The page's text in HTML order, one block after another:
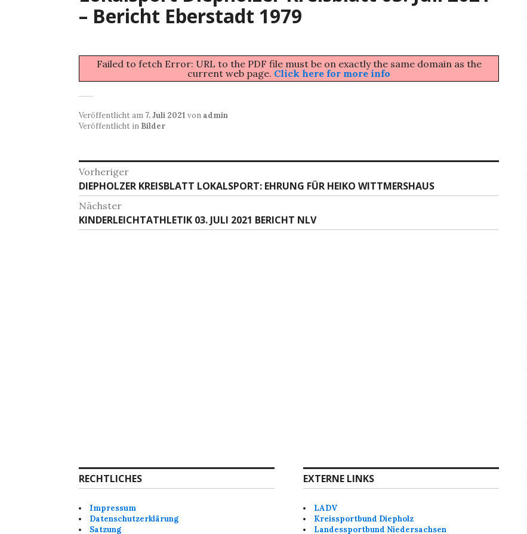
– Bericht Eberstadt 1979
Failed to fetch Error: URL to the PDF file must be on exactly the same domain as the
current web page. Click here for more info
Veröffentlicht am 7. Juli 2021 von admin
Veröffentlicht in Bilder
Beitragsnavigation
Vorheriger
Vorheriger
Beitrag:
DIEPHOLZER KREISBLATT LOKALSPORT: EHRUNG FÜR HEIKO WITTMERSHAUS
Nächster
Nächster
Beitrag:
KINDERLEICHTATHLETIK 03. JULI 2021 BERICHT NLV
RECHTLICHES
Impressum
Datenschutzerklärung
Satzung
EXTERNE LINKS
LADV
Kreissportbund Diepholz
Landessportbund Niedersachsen